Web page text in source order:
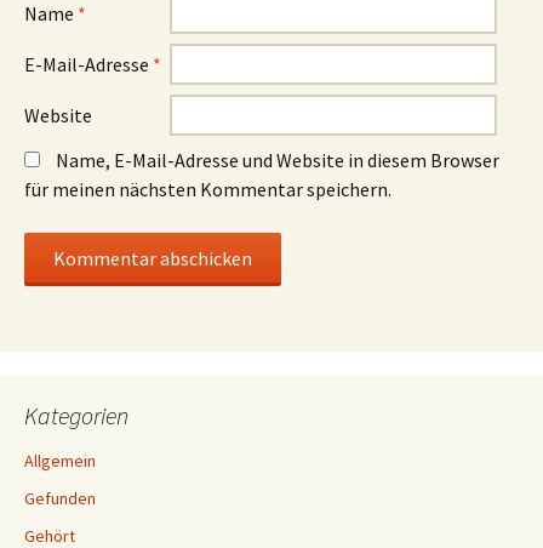
Name *
E-Mail-Adresse *
Website
Name, E-Mail-Adresse und Website in diesem Browser
für meinen nächsten Kommentar speichern.
Kategorien
Allgemein
Gefunden
Gehört